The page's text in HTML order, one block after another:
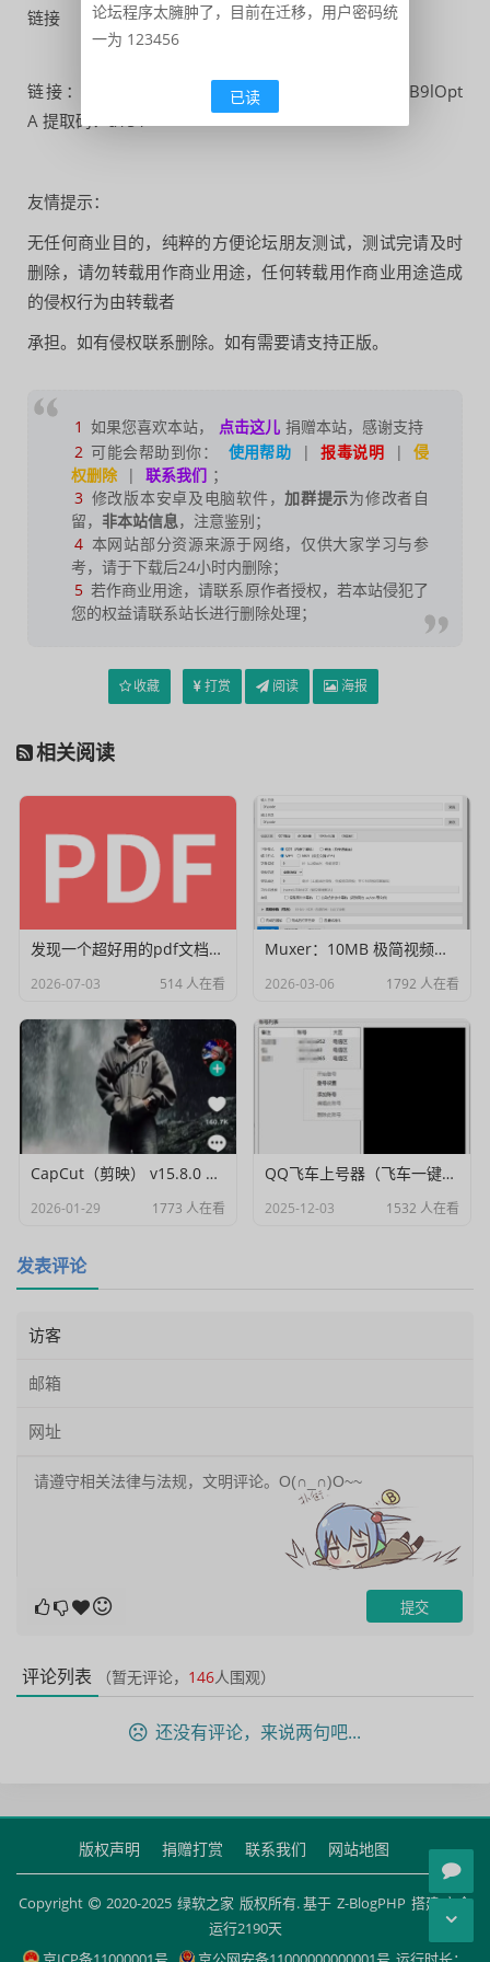
链接
链接：https://pan.baidu.com/s/1BZnitgSEiVXyQISB9lOpt
A 提取码：a151
友情提示：
无任何商业目的，纯粹的方便论坛朋友测试，测试完请及时
删除，请勿转载用作商业用途，任何转载用作商业用途造成
的侵权行为由转载者
承担。如有侵权联系删除。如有需要请支持正版。
1 如果您喜欢本站， 点击这儿 捐赠本站，感谢支持
2 可能会帮助到你： 使用帮助 | 报毒说明 |
侵
权删除
| 联系我们 ；
3 修改版本安卓及电脑软件，加群提示为修改者自
留， 非本站信息，注意鉴别；
4 本网站部分资源来源于网络，仅供大家学习与参
考，请于下载后24小时内删除；
5 若作商业用途，请联系原作者授权，若本站侵犯了
您的权益请联系站长进行删除处理；
收藏 打赏 阅读 海报
相关阅读
发现一个超好用的pdf文档编辑器
2026-07-03 514 人在看
Muxer：10MB 极简视频字幕批量封装工具 (单文件/绿色版)
2026-03-06 1792 人在看
CapCut（剪映） v15.8.0 国际高级会员解锁破解版
2026-01-29 1773 人在看
QQ飞车上号器（飞车一键登号器）V1.0
2025-12-03 1532 人在看
发表评论
评论列表 （暂无评论， 146人围观）
还没有评论，来说两句吧...
版权声明 捐赠打赏 联系我们 网站地图
Copyright 2020-2025 绿软之家 版权所有. 基于 Z-BlogPHP 搭建 安全
运行2190天
论坛程序太臃肿了，目前在迁移，用户密码统
一为 123456
已读